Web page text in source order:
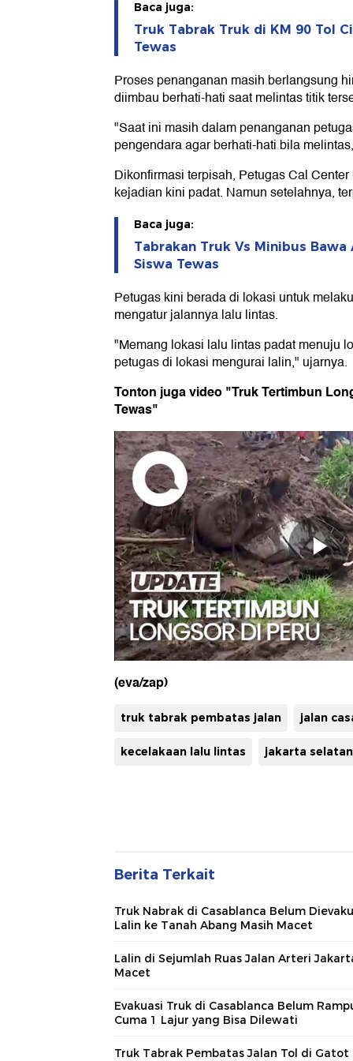
Baca juga:
Truk Tabrak Truk di KM 90 Tol
Tewas
Proses penanganan masih berlangsung
diimbau berhati-hati saat melintas titik
"Saat ini masih dalam penanganan
pengendara agar berhati-hati bila
Dikonfirmasi terpisah, Petugas Cal
kejadian kini padat. Namun setelahnya,
Baca juga:
Tabrakan Truk Vs Minibus Bawa
Siswa Tewas
Petugas kini berada di lokasi untuk
mengatur jalannya lalu lintas.
"Memang lokasi lalu lintas padat menuju
petugas di lokasi mengurai lalin," ujarnya.
Tonton juga video "Truk Tertimbun
Tewas"
(eva/zap)
truk tabrak pembatas jalan jalan
kecelakaan lalu lintas jakarta selatan
Berita Terkait
Truk Nabrak di Casablanca Belum
Lalin ke Tanah Abang Masih Macet
Lalin di Sejumlah Ruas Jalan Arteri
Macet
Evakuasi Truk di Casablanca Belum
Cuma 1 Lajur yang Bisa Dilewati
Truk Tabrak Pembatas Jalan Tol di Gatot